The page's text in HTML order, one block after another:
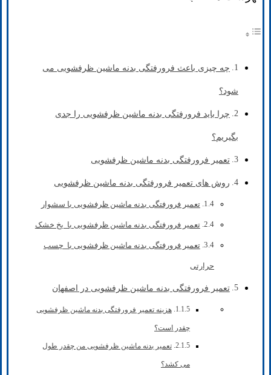
چه چیزی باعث فرورفتگی بدنه ماشین ظرفشویی می
شود؟
چرا باید فرورفتگی بدنه ماشین ظرفشویی را جدی
بگیریم؟
تعمیر فرورفتگی بدنه ماشین ظرفشویی
روش های تعمیر فرورفتگی بدنه ماشین ظرفشویی
تعمیر فرورفتگی بدنه ماشین ظرفشویی با سشوار
تعمیر فرورفتگی بدنه ماشین ظرفشویی با یخ خشک
تعمیر فرورفتگی بدنه ماشین ظرفشویی با چسب
حرارتی
تعمیر فرورفتگی بدنه ماشین ظرفشویی در اصفهان
هزینه تعمیر فرورفتگی بدنه ماشین ظرفشویی
چقدر است؟
تعمیر بدنه ماشین ظرفشویی من چقدر طول
می کشد؟